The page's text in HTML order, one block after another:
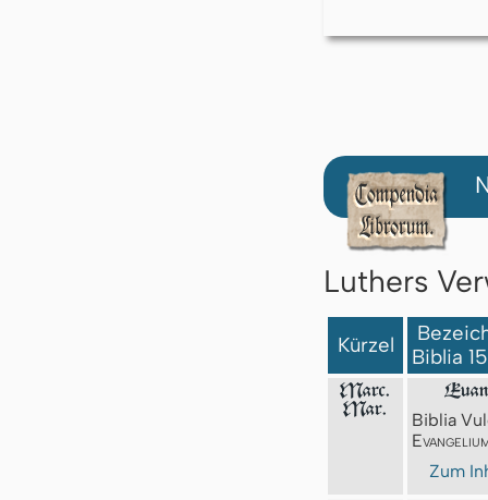
Luthers
Kürzel
Biblia
Marc.
Mar.
Biblia
Zum